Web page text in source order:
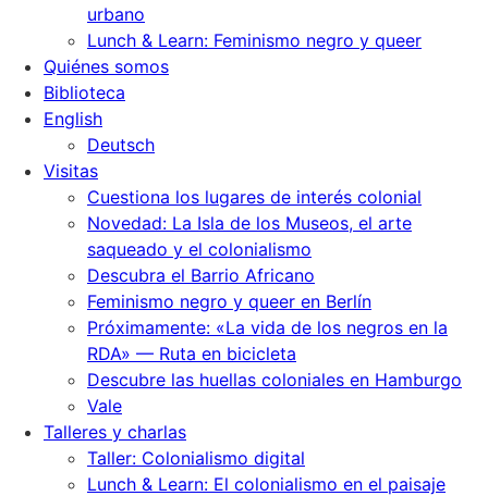
urbano
Lunch & Learn: Feminismo negro y queer
Quiénes somos
Biblioteca
English
Deutsch
Visitas
Cuestiona los lugares de interés colonial
Novedad: La Isla de los Museos, el arte
saqueado y el colonialismo
Descubra el Barrio Africano
Feminismo negro y queer en Berlín
Próximamente: «La vida de los negros en la
RDA» — Ruta en bicicleta
Descubre las huellas coloniales en Hamburgo
Vale
Talleres y charlas
Taller: Colonialismo digital
Lunch & Learn: El colonialismo en el paisaje